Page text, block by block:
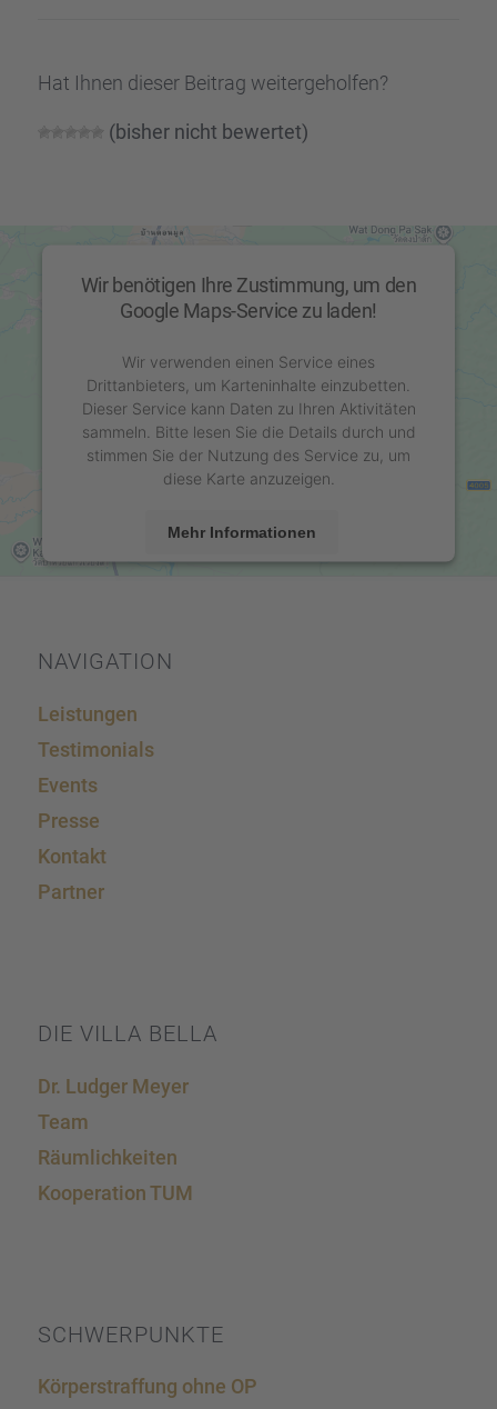
Hat Ihnen dieser Beitrag weiter­ge­hol­fen?
(bisher nicht bewer­tet)
Wir benötigen Ihre Zustimmung, um den
Google Maps-Service zu laden!
Wir verwenden einen Service eines
Drittanbieters, um Karteninhalte einzubetten.
Dieser Service kann Daten zu Ihren Aktivitäten
sammeln. Bitte lesen Sie die Details durch und
stimmen Sie der Nutzung des Service zu, um
diese Karte anzuzeigen.
Mehr Informationen
NAVIGA­TION
Leistun­gen
Testi­mo­ni­als
Events
Presse
Kontakt
Partner
DIE VILLA BELLA
Dr. Ludger Meyer
Team
Räumlich­kei­ten
Koope­ra­tion TUM
SCHWER­PUNKTE
Körper­straf­fung ohne OP